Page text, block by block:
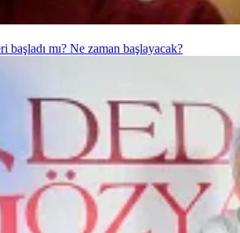
başladı mı? Ne zaman başlayacak?